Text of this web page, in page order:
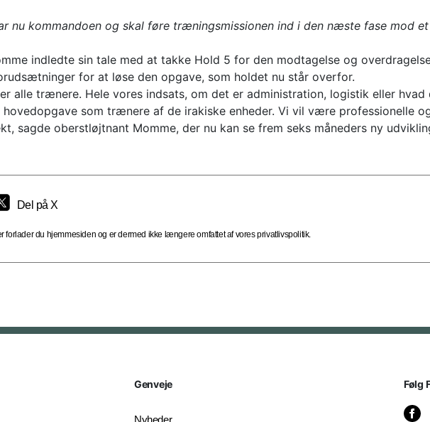
nu kommandoen og skal føre træningsmissionen ind i den næste fase mod
indledte sin tale med at takke Hold 5 for den modtagelse og
for at løse den opgave, som holdet nu står overfor.
alle trænere. Hele vores indsats, om det er administration, logistik eller
som trænere af de irakiske enheder. Vi vil være professionelle
sagde oberstløjtnant Momme, der nu kan se frem seks måneders ny
Del på X
forlader du hjemmesiden og er dermed ikke længere omfattet af vores privatlivspolitik.
Genveje
Nyheder
Følg